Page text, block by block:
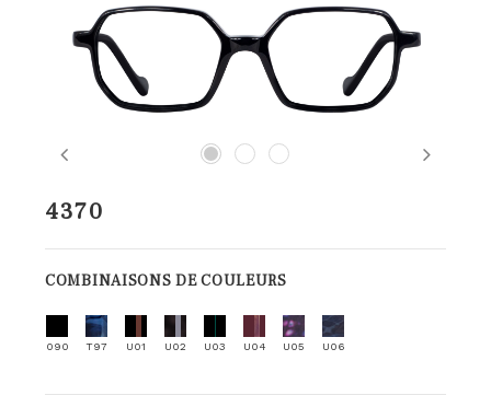
Previous Next
4370
COMBINAISONS DE COULEURS
090 T97 U01 U02 U03 U04 U05 U06